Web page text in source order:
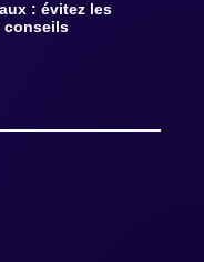
: évitez les
conseils